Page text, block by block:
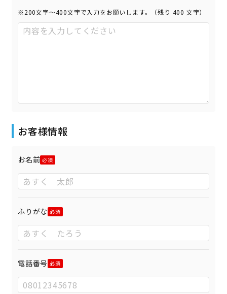
※200文字〜400文字で入力をお願いします。（残り 400 文字）
お客様情報
お名前
ふりがな
電話番号